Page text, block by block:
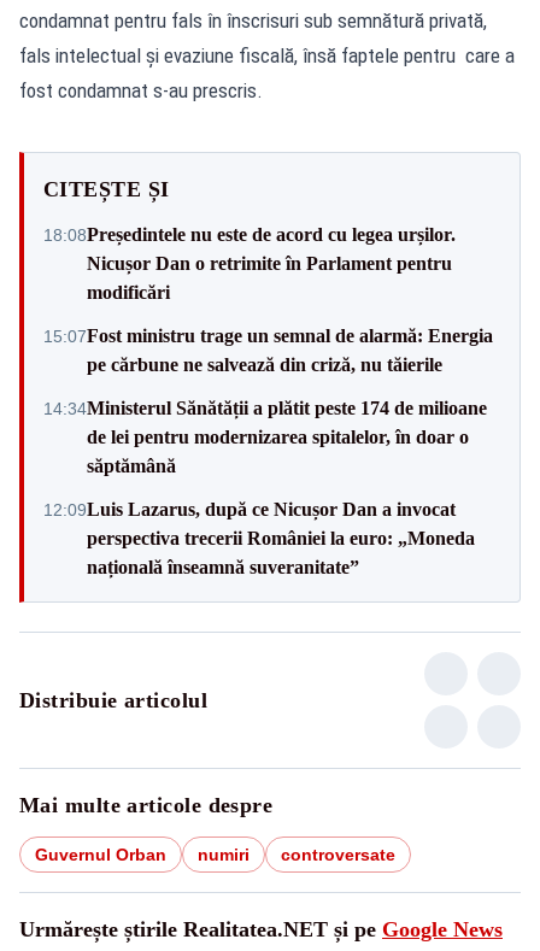
condamnat pentru fals în înscrisuri sub semnătură privată,
fals intelectual şi evaziune fiscală, însă faptele pentru care a
fost condamnat s-au prescris.
CITEȘTE ȘI
18:08Președintele nu este de acord cu legea urșilor.
Nicușor Dan o retrimite în Parlament pentru
modificări
15:07Fost ministru trage un semnal de alarmă: Energia
pe cărbune ne salvează din criză, nu tăierile
14:34Ministerul Sănătății a plătit peste 174 de milioane
de lei pentru modernizarea spitalelor, în doar o
săptămână
12:09Luis Lazarus, după ce Nicușor Dan a invocat
perspectiva trecerii României la euro: „Moneda
națională înseamnă suveranitate”
Distribuie articolul
Mai multe articole despre
Guvernul Orban numiri controversate
Urmărește știrile Realitatea.NET și pe Google News